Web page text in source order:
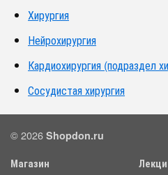
Хирургия
Нейрохирургия
Кардиохирургия (подраздел
Сосудистая хирургия
© 2026 Shopdon.ru
Магазин